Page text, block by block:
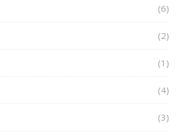
(6)
(2)
(1)
(4)
(3)